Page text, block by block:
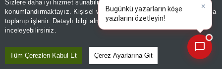
Sizlere daha iyi hizmet sunabilmek adına sitemizde
konumlandırmaktayız. Kişisel verileriniz, KVKK ve GDPR kapsamında
toplanıp işlenir. Detaylı bilgi almak içinAydınlatma Metnimizi
inceleyebilirsiniz.
Tüm Çerezleri Kabul Et Çerez Ayarlarına Git
×
Bugünkü yazarların köşe
yazılarını |